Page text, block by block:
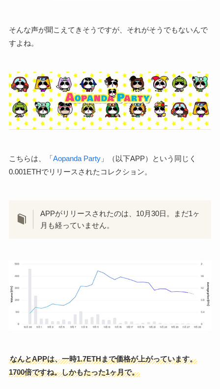
そんな声が聞こえてきそうですが、それがそうでもないんで
すよね。
こちらは、「Aopanda Party」（以下APP）という同じく
0.001ETHでリリースされたコレクション。
APPがリリースされたのは、10月30日。まだ1ヶ
月も経っていません。
なんとAPPは、一時1.7ETHまで価格が上がっています。
1700倍ですね。しかもたった1ヶ月で。